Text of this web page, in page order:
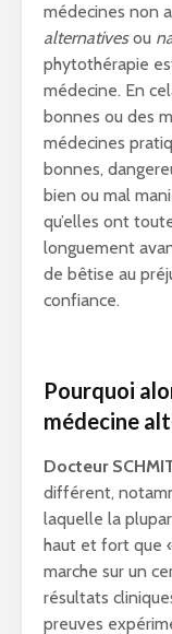
médecines non
alternativesou
phytothérapie
médecine. En
bonnes ou des
médecines
bonnes,
bien ou mal
qu’elles ont
longuement
de bêtise au
confiance.
Pourquoi
médecine
Docteur
différent,
laquelle la
haut et fort que
marche sur un
résultats
preuves